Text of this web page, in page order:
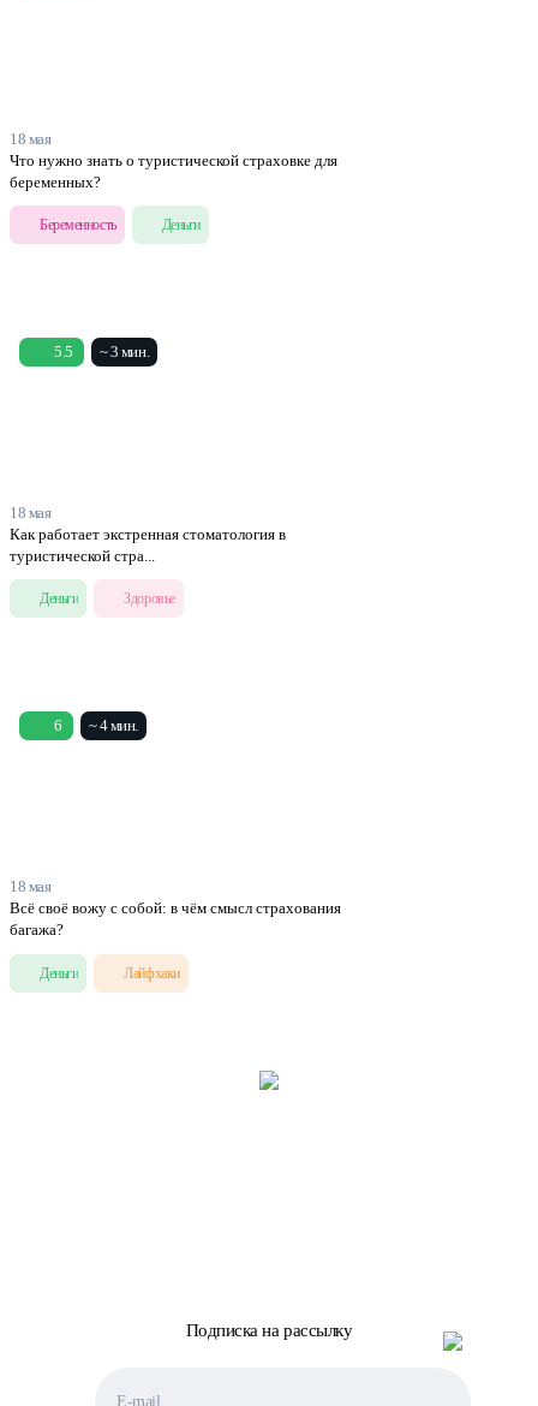
18 мая
Что нужно знать о туристической страховке для
беременных?
Беременность Деньги
5.5 ~ 3 мин.
18 мая
Как работает экстренная стоматология в
туристической стра...
Деньги Здоровье
6 ~ 4 мин.
18 мая
Всё своё вожу с собой: в чём смысл страхования
багажа?
Деньги Лайфхаки
Подписка на рассылку